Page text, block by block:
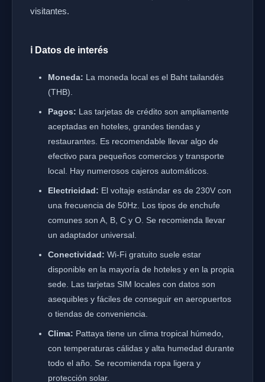
visitantes.
ℹ️ Datos de interés
Moneda: La moneda local es el Baht tailandés
(THB).
Pagos: Las tarjetas de crédito son ampliamente
aceptadas en hoteles, grandes tiendas y
restaurantes. Es recomendable llevar algo de
efectivo para pequeños comercios y transporte
local. Hay numerosos cajeros automáticos.
Electricidad: El voltaje estándar es de 230V con
una frecuencia de 50Hz. Los tipos de enchufe
comunes son A, B, C y O. Se recomienda llevar
un adaptador universal.
Conectividad: Wi-Fi gratuito suele estar
disponible en la mayoría de hoteles y en la propia
sede. Las tarjetas SIM locales con datos son
asequibles y fáciles de conseguir en aeropuertos
o tiendas de conveniencia.
Clima: Pattaya tiene un clima tropical húmedo,
con temperaturas cálidas y alta humedad durante
todo el año. Se recomienda ropa ligera y
protección solar.